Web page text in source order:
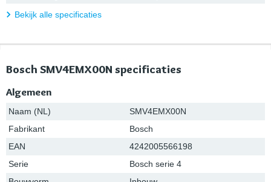
Bekijk alle specificaties
Bosch SMV4EMX00N specificaties
Algemeen
Naam (NL)
SMV4EMX00N
Fabrikant
Bosch
EAN
4242005566198
Serie
Bosch serie 4